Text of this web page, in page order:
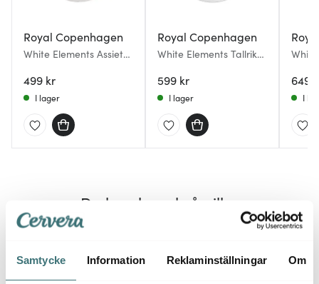
Samtycke Information Reklaminställningar Om
Royal Copenhagen
White Elements Assiett
499 kr
I lager
Royal Copenhagen
White Elements Tallrik
599 kr
I lager
649
I
Du kanske också gillar
20%